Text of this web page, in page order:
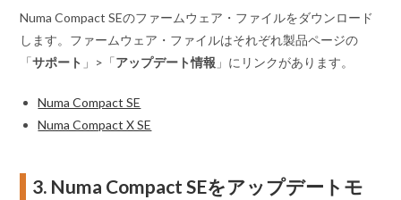
Numa Compact SEのファームウェア・ファイルをダウンロード
します。ファームウェア・ファイルはそれぞれ製品ページの
「サポート 」>「アップデート情報 」にリンクがあります。
Numa Compact SE
Numa Compact X SE
3. Numa Compact SEをアップデートモ